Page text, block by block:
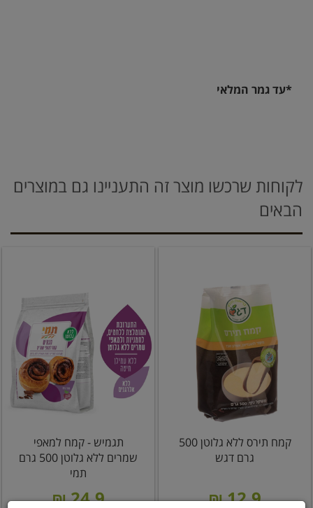
*עד גמר המלאי
לקוחות שרכשו מוצר זה התעניינו גם במוצרים
הבאים
קמח תירס ללא גלוטן 500
גרם דגש
12.9 ₪
תגמיש - קמח למאפי
שמרים ללא גלוטן 500 גרם
תמי
24.9 ₪